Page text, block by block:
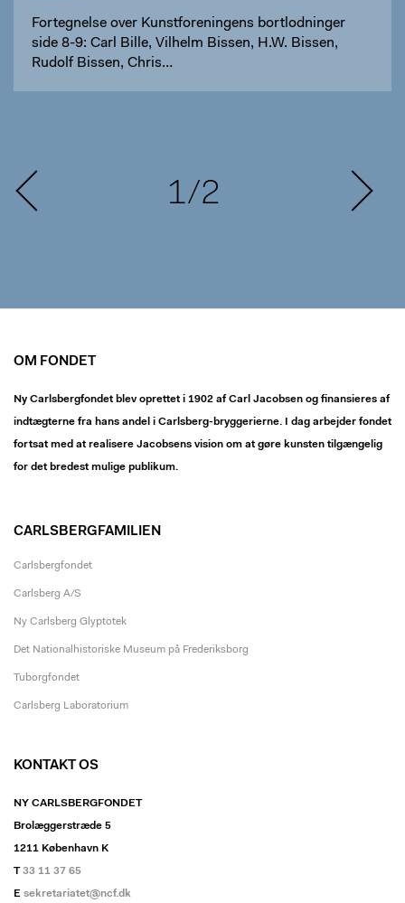
Fortegnelse over Kunstforeningens bortlodninger
side 8-9: Carl Bille, Vilhelm Bissen, H.W. Bissen,
Rudolf Bissen, Chris…
1/2
OM FONDET
Ny Carlsbergfondet blev oprettet i 1902 af Carl Jacobsen og finansieres af
indtægterne fra hans andel i Carlsberg-bryggerierne. I dag arbejder fondet
fortsat med at realisere Jacobsens vision om at gøre kunsten tilgængelig
for det bredest mulige publikum.
CARLSBERGFAMILIEN
Carlsbergfondet
Carlsberg A/S
Ny Carlsberg Glyptotek
Det Nationalhistoriske Museum på Frederiksborg
Tuborgfondet
Carlsberg Laboratorium
KONTAKT OS
NY CARLSBERGFONDET
Brolæggerstræde 5
1211 København K
T33 11 37 65
E sekretariatet@ncf.dk